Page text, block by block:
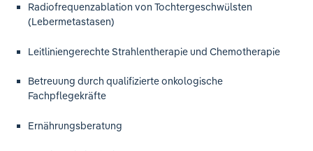
Radiofrequenzablation von Tochtergeschwülsten
(Lebermetastasen)
Leitliniengerechte Strahlentherapie und Chemotherapie
Betreuung durch qualifizierte onkologische
Fachpflegekräfte
Ernährungsberatung